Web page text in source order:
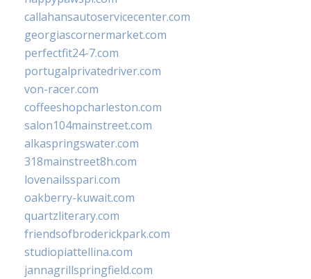
callahansautoservicecenter.com
georgiascornermarket.com
perfectfit24-7.com
portugalprivatedriver.com
von-racer.com
coffeeshopcharleston.com
salon104mainstreet.com
alkaspringswater.com
318mainstreet8h.com
lovenailsspari.com
oakberry-kuwait.com
quartzliterary.com
friendsofbroderickpark.com
studiopiattellina.com
jannagrillspringfield.com